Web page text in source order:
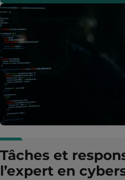
Tâches et
l’expert en